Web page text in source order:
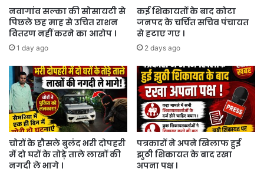
नवागांव सल्का की सोसायटी से
पिछले छह माह से उचित राशन
वितरण नहीं करने का आरोप ।
1 day ago
कई शिकायतों के बाद कोटा
जनपद के चर्चित सचिव पंचायत
से हटाए गए ।
2 days ago
चोरों के हौसले बुलंद भरी दोपहरी
में दो घरों के तोड़े ताले लाखों की
नगदी ले भागे ।
पत्रकारों ने अपने खिलाफ हुई
झुठी शिकायत के बाद रखा
अपना पक्ष ।